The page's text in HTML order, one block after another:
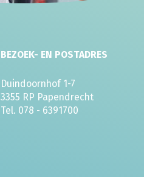
BEZOEK- EN POSTADRES
Duindoornhof 1-7
3355 RP Papendrecht
Tel. 078 - 6391700